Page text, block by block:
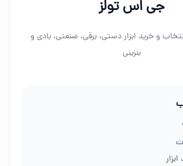
جی اس تولز
و خرید ابزار دستی، برقی، صنعتی، بادی و
بنزینی